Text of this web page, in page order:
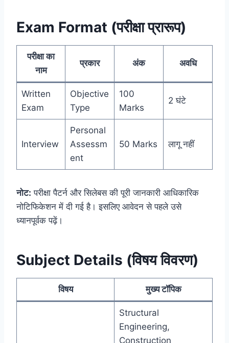
Exam Format (परीक्षा प्रारूप)
परीक्षा का
नाम
प्रकार अंक अवधि
Written
Exam
Objective
Type
100
Marks
2 घंटे
Interview
Personal
Assessm
ent
50 Marks लागू नहीं
नोट: परीक्षा पैटर्न और सिलेबस की पूरी जानकारी आधिकारिक
नोटिफिकेशन में दी गई है। इसलिए आवेदन से पहले उसे
ध्यानपूर्वक पढ़ें।
Subject Details (विषय विवरण)
विषय मुख्य टॉपिक
Structural
Engineering,
Construction